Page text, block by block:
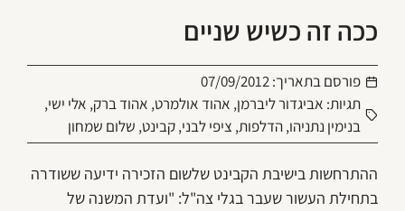
ככה זה כשיש שניים
פורסם בתאריך:07/09/2012
תגיות: אביגדור ליברמן, אהוד אולמרט, אהוד ברק, אלי ישי,
בנימין נתניהו,הדלפות, ציפי לבני,קבינט, שלום שמחון
ההתרחשות בישיבת הקבינט שלשום הזכירה ידיעה ששודרה
בתחילת העשור שעבר בגלי צה"ל: "ועדת המשנה של